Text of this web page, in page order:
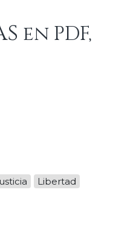
en PDF,
Libertad